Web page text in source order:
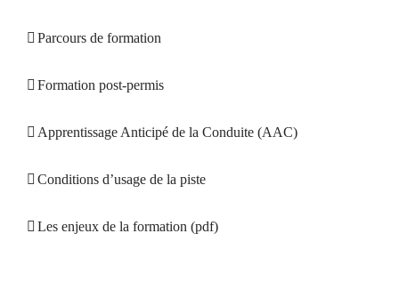
Parcours de formation
Formation post-permis
Apprentissage Anticipé de la Conduite (AAC)
Conditions d’usage de la piste
Les enjeux de la formation (pdf)